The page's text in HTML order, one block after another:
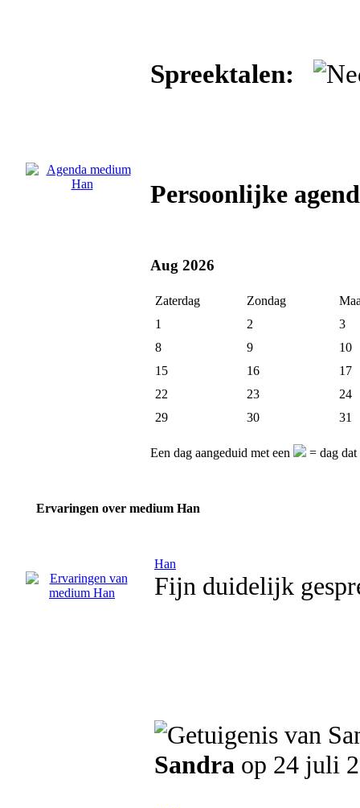
Spreektalen:
Persoonlijke
Aug 2026
Zaterdag Zondag
1
2
3
8
9
10
15
16
17
22
23
24
29
30 31
Een dag aangeduid met een = dag dat
Ervaringen over medium Han
Han
Fijn duidelijk
Sandra op 24 juli